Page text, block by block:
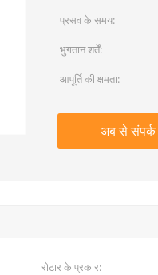
प्रसव के समय:
भुगतान शर्तें:
आपूर्ति की क्षमता:
अब से
रोटार के प्रकार: